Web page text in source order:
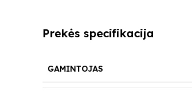
Prekės specifikacija
GAMINTOJAS